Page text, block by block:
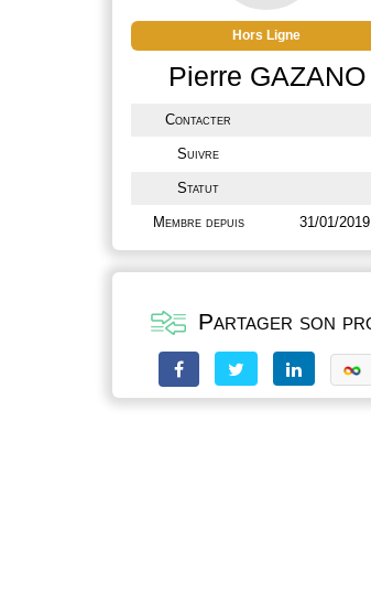
Hors Ligne
Pierre GAZANO
Contacter
Suivre
Statut
Membre depuis 31/01/2019
Partager son